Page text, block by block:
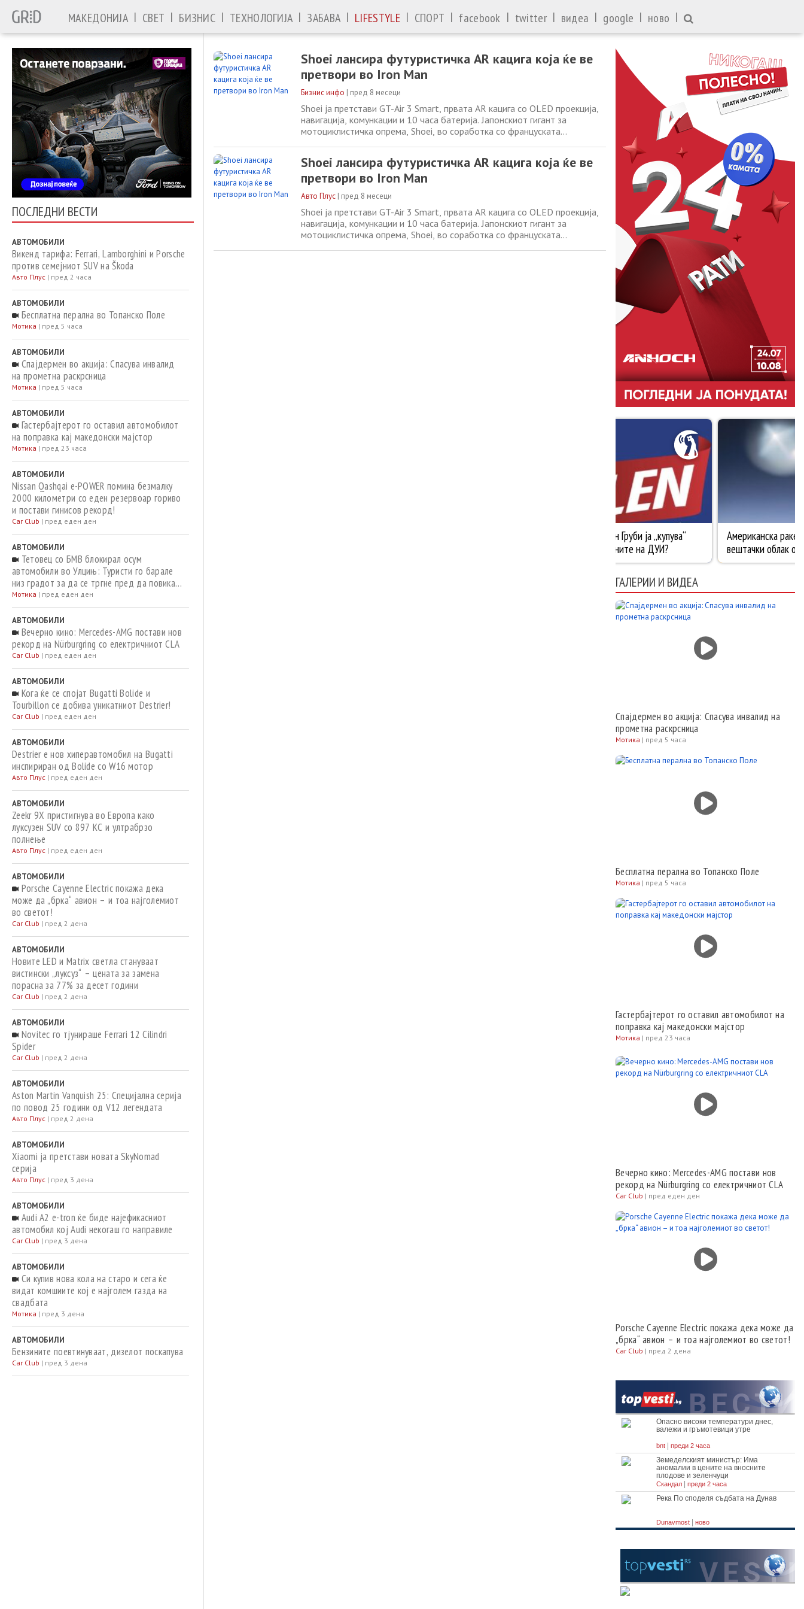
МАКЕДОНИЈА | СВЕТ | БИЗНИС | ТЕХНОЛОГИЈА | ЗАБАВА | LIFESTYLE | СПОРТ | facebook | twitter | видеа | google | ново |
ПОСЛЕДНИ ВЕСТИ
АВТОМОБИЛИ
Викенд тарифа: Ferrari, Lamborghini и Porsche
против семејниот SUV на Škoda
Авто Плус | пред 2 часа
АВТОМОБИЛИ
Бесплатна перална во Топанско Поле
Мотика | пред 5 часа
АВТОМОБИЛИ
Спајдермен во акција: Спасува инвалид
на прометна раскрсница
Мотика | пред 5 часа
АВТОМОБИЛИ
Гастербајтерот го оставил автомобилот
на поправка кај македонски мајстор
Мотика | пред 23 часа
АВТОМОБИЛИ
Nissan Qashqai e-POWER помина безмалку
2000 километри со еден резервоар гориво
и постави гинисов рекорд!
Car Club | пред еден ден
АВТОМОБИЛИ
Тетовец со БМВ блокирал осум
автомобили во Улцињ: Туристи го барале
низ градот за да се тргне пред да повикаат
полиција
Мотика | пред еден ден
АВТОМОБИЛИ
Вечерно кино: Mercedes-AMG постави нов
рекорд на Nürburgring со електричниот CLA
Car Club | пред еден ден
АВТОМОБИЛИ
Кога ќе се спојат Bugatti Bolide и
Tourbillon се добива уникатниот Destrier!
Car Club | пред еден ден
АВТОМОБИЛИ
Destrier е нов хиперавтомобил на Bugatti
инспириран од Bolide со W16 мотор
Авто Плус | пред еден ден
АВТОМОБИЛИ
Zeekr 9X пристигнува во Европа како
луксузен SUV со 897 КС и ултрабрзо
полнење
Авто Плус | пред еден ден
АВТОМОБИЛИ
Porsche Cayenne Electric покажа дека
може да „брка“ авион – и тоа најголемиот
во светот!
Car Club | пред 2 дена
АВТОМОБИЛИ
Новите LED и Matrix светла стануваат
вистински „луксуз“ – цената за замена
порасна за 77% за десет години
Car Club | пред 2 дена
АВТОМОБИЛИ
Novitec го тјунираше Ferrari 12 Cilindri
Spider
Car Club | пред 2 дена
АВТОМОБИЛИ
Aston Martin Vanquish 25: Специјална серија
по повод 25 години од V12 легендата
Авто Плус | пред 2 дена
АВТОМОБИЛИ
Xiaomi ja претстави новата SkyNomad
серија
Авто Плус | пред 3 дена
АВТОМОБИЛИ
Audi A2 e-tron ќе биде најефикасниот
автомобил кој Audi некогаш го направиле
Car Club | пред 3 дена
АВТОМОБИЛИ
Си купив нова кола на старо и сега ќе
видат комшиите кој е најголем газда на
свадбата
Мотика | пред 3 дена
АВТОМОБИЛИ
Бензините поевтинуваат, дизелот поскапува
Car Club | пред 3 дена
Shoei лансира футуристичка AR кацига која ќе ве
претвори во Iron Man
Бизнис инфо | пред 8 месеци
Shoei ја претстави GT-Air 3 Smart, првата AR кацига со OLED проекција,
навигација, комункации и 10 часа батерија. Јапонскиот гигант за
мотоциклистичка опрема, Shoei, во соработка со француската
најблиску што мотористите
Shoei лансира футуристичка AR кацига која ќе ве
претвори во Iron Man
Авто Плус | пред 8 месеци
Shoei ја претстави GT-Air 3 Smart, првата AR кацига со OLED проекција,
навигација, комункации и 10 часа батерија. Јапонскиот гигант за
мотоциклистичка опрема, Shoei, во соработка со француската
ГАЛЕРИИ И ВИДЕА
Спајдермен во акција: Спасува инвалид на
прометна раскрсница
Мотика | пред 5 часа
Бесплатна перална во Топанско Поле
Мотика | пред 5 часа
Гастербајтерот го оставил автомобилот на
поправка кај македонски мајстор
Мотика | пред 23 часа
Вечерно кино: Mercedes-AMG постави нов
рекорд на Nürburgring со електричниот CLA
Car Club | пред еден ден
Porsche Cayenne Electric покажа дека може да
„брка“ авион – и тоа најголемиот во светот!
Car Club | пред 2 дена